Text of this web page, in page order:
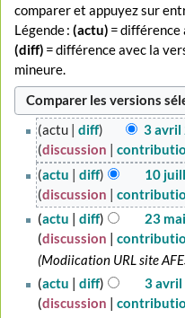
comparer et appuyez sur
Légende :(actu) = différence
(diff) = différence avec la
mineure.
avril
2024
actu diff 3 avril
discussion
A
u
c
u
n
r
é
s
10
juillet
2012
actu diff 10
discussion
A
u
c
n
r
23
mai
2012
actu diff 23
discussion
Modiication URL site
avril
actu diff 3 avril
discussion